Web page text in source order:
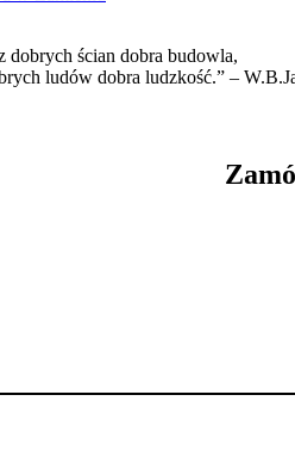
dobrych ścian dobra budowla,
ludów dobra ludzkość.” –